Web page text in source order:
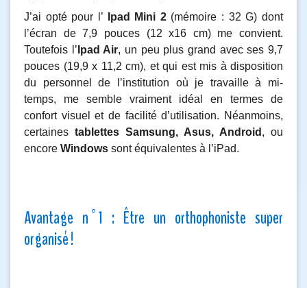
J’ai opté pour l’
Ipad Mini 2(mémoire : 32 G) dont
l’écran de 7,9 pouces (12 x16 cm) me convient.
Toutefois l’ Ipad Air, un peu plus grand avec ses 9,7
pouces (19,9 x 11,2 cm), et qui est mis à disposition
du personnel de l’institution où je travaille à mi-
temps, me semble vraiment idéal en termes de
confort visuel et de facilité d’utilisation. Néanmoins,
certaines tablettes Samsung, Asus, Android , ou
encore Windows sont équivalentes à l’iPad.
Avantage n°1 : Être un orthophoniste super
organisé !